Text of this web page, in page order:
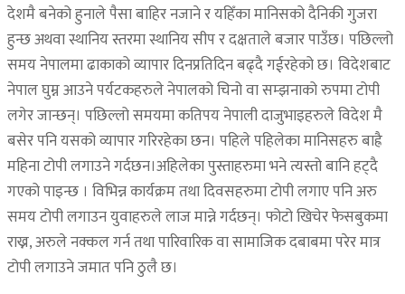
देशमै बनेको हुनाले पैसा बाहिर नजाने र यहिँका मानिसको दैनिकी गुजरा
हुन्छ अथवा स्थानिय स्तरमा स्थानिय सीप र दक्षताले बजार पाउँछ। पछिल्लो
समय नेपालमा ढाकाको व्यापार दिनप्रतिदिन बढ्दै गईरहेको छ। विदेशबाट
नेपाल घुम्न आउने पर्यटकहरुले नेपालको चिनो वा सम्झनाको रुपमा टोपी
लगेर जान्छन्। पछिल्लो समयमा कतिपय नेपाली दाजुभाइहरुले विदेश मै
बसेर पनि यसको व्यापार गरिरहेका छन। पहिले पहिलेका मानिसहरु बाह्रै
महिना टोपी लगाउने गर्दछन।अहिलेका पुस्ताहरुमा भने त्यस्तो बानि हट्दै
गएको पाइन्छ । विभिन्न कार्यक्रम तथा दिवसहरुमा टोपी लगाए पनि अरु
समय टोपी लगाउन युवाहरुले लाज मान्ने गर्दछन्। फोटो खिचेर फेसबुकमा
राख्न, अरुले नक्कल गर्न तथा पारिवारिक वा सामाजिक दबाबमा परेर मात्र
टोपी लगाउने जमात पनि ठुलै छ।